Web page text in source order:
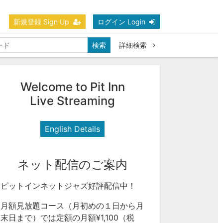
新規登録 Sign Up ログイン Login
検索
詳細検索
Welcome to Pit Inn
Live Streaming
English Details
ネット配信のご案内
ピットインネットジャズ好評配信中！
月額見放題コース（月初めの１日から月
末日まで）では定額の月額¥1,100（税